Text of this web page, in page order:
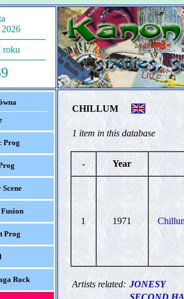
2026
roku
Prog
Prog
Rock
CHILLUM
1 item in this database
- Year
1 1971
Artists related: JONESY
SECOND